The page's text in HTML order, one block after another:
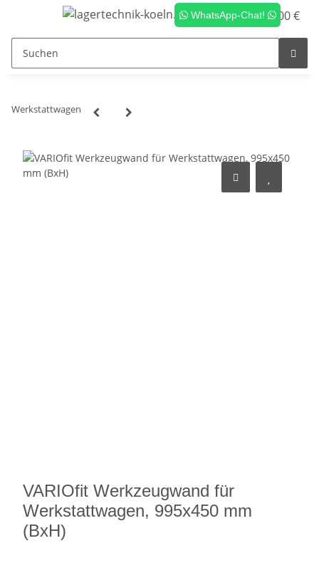
WhatsApp-Chat! 0,00 €
Werkstattwagen
VARIOfit Werkzeugwand für
Werkstattwagen, 995x450 mm
(BxH)